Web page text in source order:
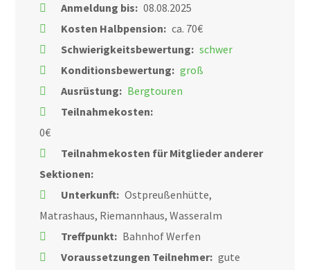
Anmeldung bis: 08.08.2025
Kosten Halbpension: ca. 70€
Schwierigkeitsbewertung: schwer
Konditionsbewertung: groß
Ausrüstung: Bergtouren
Teilnahmekosten:
0€
Teilnahmekosten für Mitglieder anderer
Sektionen:
Unterkunft: Ostpreußenhütte,
Matrashaus, Riemannhaus, Wasseralm
Treffpunkt: Bahnhof Werfen
Voraussetzungen Teilnehmer: gute